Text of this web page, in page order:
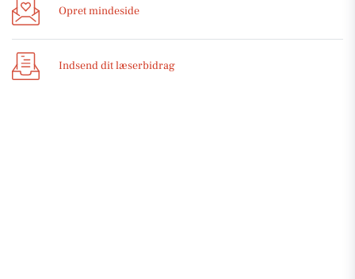
Opret mindeside
Indsend dit læserbidrag